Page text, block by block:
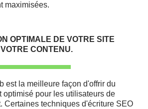
maximisées.
OPTIMALE DE VOTRE SITE
CONTENU.
est la meilleure façon d'offrir du
optimisé pour les utilisateurs de
Certaines techniques d'écriture SEO